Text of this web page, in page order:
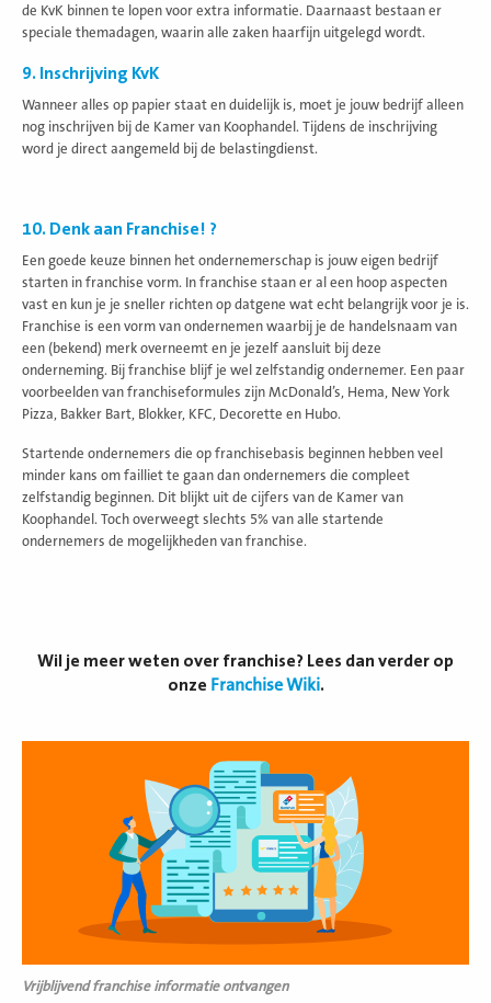
de KvK binnen te lopen voor extra informatie. Daarnaast bestaan er
speciale themadagen, waarin alle zaken haarfijn uitgelegd wordt.
9. Inschrijving KvK
Wanneer alles op papier staat en duidelijk is, moet je jouw bedrijf alleen
nog inschrijven bij de Kamer van Koophandel. Tijdens de inschrijving
word je direct aangemeld bij de belastingdienst.
10. Denk aan Franchise! ?
Een goede keuze binnen het ondernemerschap is jouw eigen bedrijf
starten in franchise vorm. In franchise staan er al een hoop aspecten
vast en kun je je sneller richten op datgene wat echt belangrijk voor je is.
Franchise is een vorm van ondernemen waarbij je de handelsnaam van
een (bekend) merk overneemt en je jezelf aansluit bij deze
onderneming. Bij franchise blijf je wel zelfstandig ondernemer. Een paar
voorbeelden van franchiseformules zijn McDonald’s, Hema, New York
Pizza, Bakker Bart, Blokker, KFC, Decorette en Hubo.
Startende ondernemers die op franchisebasis beginnen hebben veel
minder kans om failliet te gaan dan ondernemers die compleet
zelfstandig beginnen. Dit blijkt uit de cijfers van de Kamer van
Koophandel. Toch overweegt slechts 5% van alle startende
ondernemers de mogelijkheden van franchise.
Wil je meer weten over franchise? Lees dan verder op
onze Franchise Wiki.
Vrijblijvend franchise informatie ontvangen